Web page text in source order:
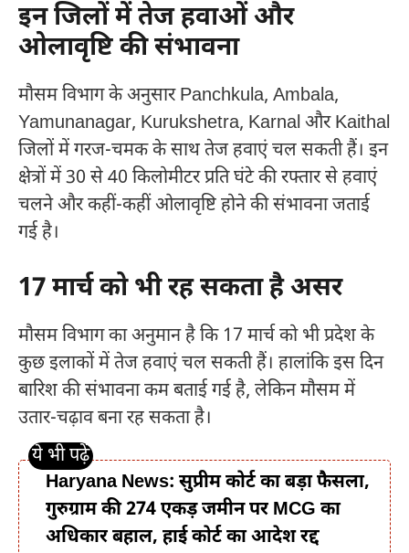
इन जिलों में तेज हवाओं और
ओलावृष्टि की संभावना
मौसम विभाग के अनुसारPanchkula, Ambala,
Yamunanagar, Kurukshetra, Karnal औरKaithal
जिलों में गरज-चमक के साथ तेज हवाएं चल सकती हैं। इन
क्षेत्रों में 30 से 40 किलोमीटर प्रति घंटे की रफ्तार से हवाएं
चलने और कहीं-कहीं ओलावृष्टि होने की संभावना जताई
गई है।
17 मार्च को भी रह सकता है असर
मौसम विभाग का अनुमान है कि 17 मार्च को भी प्रदेश के
कुछ इलाकों में तेज हवाएं चल सकती हैं। हालांकि इस दिन
बारिश की संभावना कम बताई गई है, लेकिन मौसम में
उतार-चढ़ाव बना रह सकता है।
Haryana News: सुप्रीम कोर्ट का बड़ा फैसला,
गुरुग्राम की 274 एकड़ जमीन पर MCG का
अधिकार बहाल, हाई कोर्ट का आदेश रद्द